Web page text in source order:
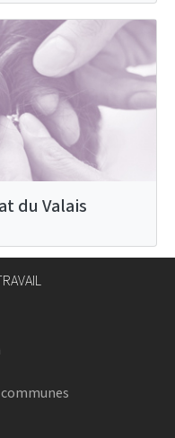
du Valais